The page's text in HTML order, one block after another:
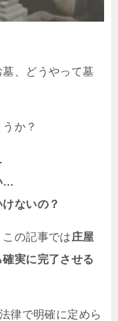
墓、どうやって墓
か？
…
ないの？
の記事では庄屋
実に完了させる
律で明確に定めら